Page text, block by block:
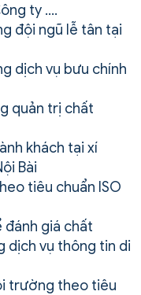
ty ….
đội ngũ lễ tân tại
dịch vụ bưu chính
quản trị chất
khách tại xí
Bài
tiêu chuẩn ISO
đánh giá chất
dịch vụ thông tin di
trường theo tiêu